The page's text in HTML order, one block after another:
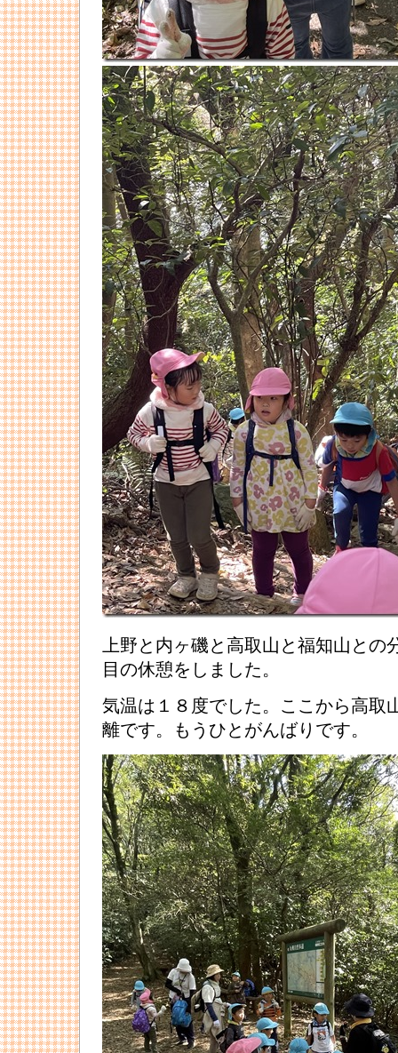
上野と内ヶ磯と高取山と福知山と
目の休憩をしました。
気温は１８度でした。ここから高取
離です。もうひとがんばりです。